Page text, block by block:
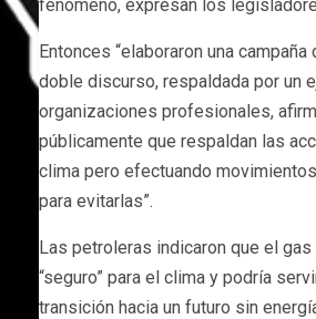
fenómeno, expresan los
Entonces “elaboraron una
doble discurso, respaldada por un
organizaciones profesionales,
públicamente que respaldan las
clima pero efectuando
para evitarlas”.
Las petroleras indicaron que el gas
“seguro” para el clima y podría
transición hacia un futuro sin